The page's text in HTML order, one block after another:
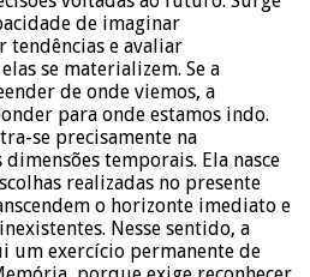
de imaginar
tendências e avaliar
se materializem. Se a
de onde viemos, a
para onde estamos indo.
se precisamente na
temporais. Ela nasce
realizadas no presente
o horizonte imediato e
Nesse sentido, a
um exercício permanente de